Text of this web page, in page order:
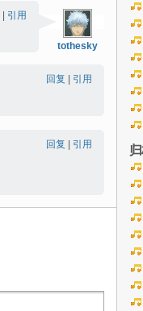
tothesky
引用
回复
引用
回复
引用